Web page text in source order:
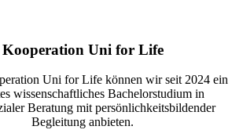
Kooperation Uni for Life
Uni for Life können wir seit 2024 ein
wissenschaftliches Bachelorstudium in
Beratung mit persönlichkeitsbildender
Begleitung anbieten.